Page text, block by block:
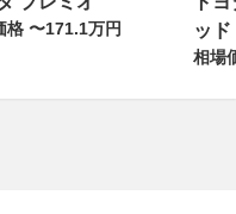
格 〜171.1万円
ッド
相場